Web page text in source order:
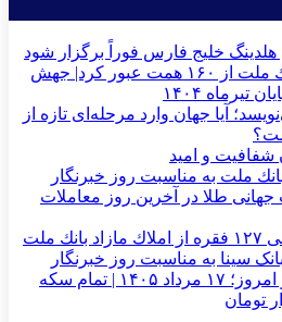
خلیج فارس فوراً برگزار شود
درآمدهای عملیاتی بانك ملت از ۱۶۰ همت عبور كرد| جهش
آیا جهان وارد مرحله‌ای تازه از
شفافیت و امید
ملت به مناسبت روز خبرنگار
قیمت جهانی طلا در آخرین روز معاملات
ملت
سینا به مناسبت روز خبرنگار
قیمت طلا، سکه و ارز امروز؛ ۱۷ مرداد ۱۴۰۵ | تمام سکه